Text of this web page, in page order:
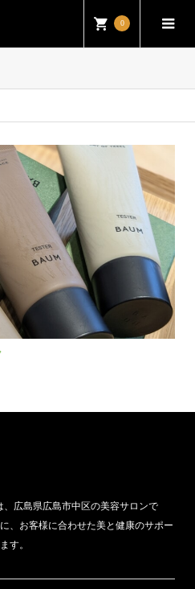
0
広島県広島市中区の美容サロンで
、お客様に合わせた美と健康のサポー
す。